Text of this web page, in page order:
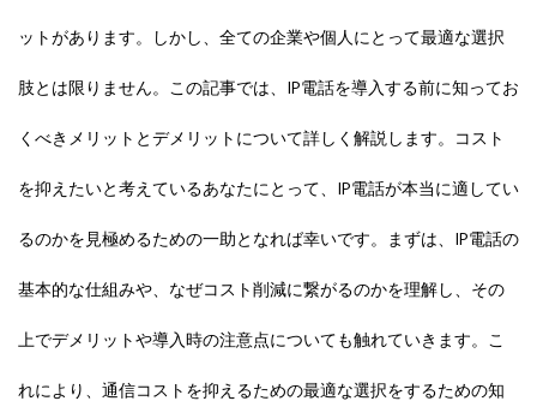
ットがあります。しかし、全ての企業や個人にとって最適な選択
肢とは限りません。この記事では、IP電話を導入する前に知ってお
くべきメリットとデメリットについて詳しく解説します。コスト
を抑えたいと考えているあなたにとって、IP電話が本当に適してい
るのかを見極めるための一助となれば幸いです。まずは、IP電話の
基本的な仕組みや、なぜコスト削減に繋がるのかを理解し、その
上でデメリットや導入時の注意点についても触れていきます。こ
れにより、通信コストを抑えるための最適な選択をするための知